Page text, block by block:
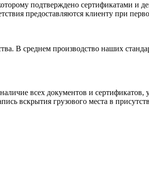
подтверждено сертификатами и
предоставляются клиенту при
В среднем производство наших
всех документов и
вскрытия грузового места в